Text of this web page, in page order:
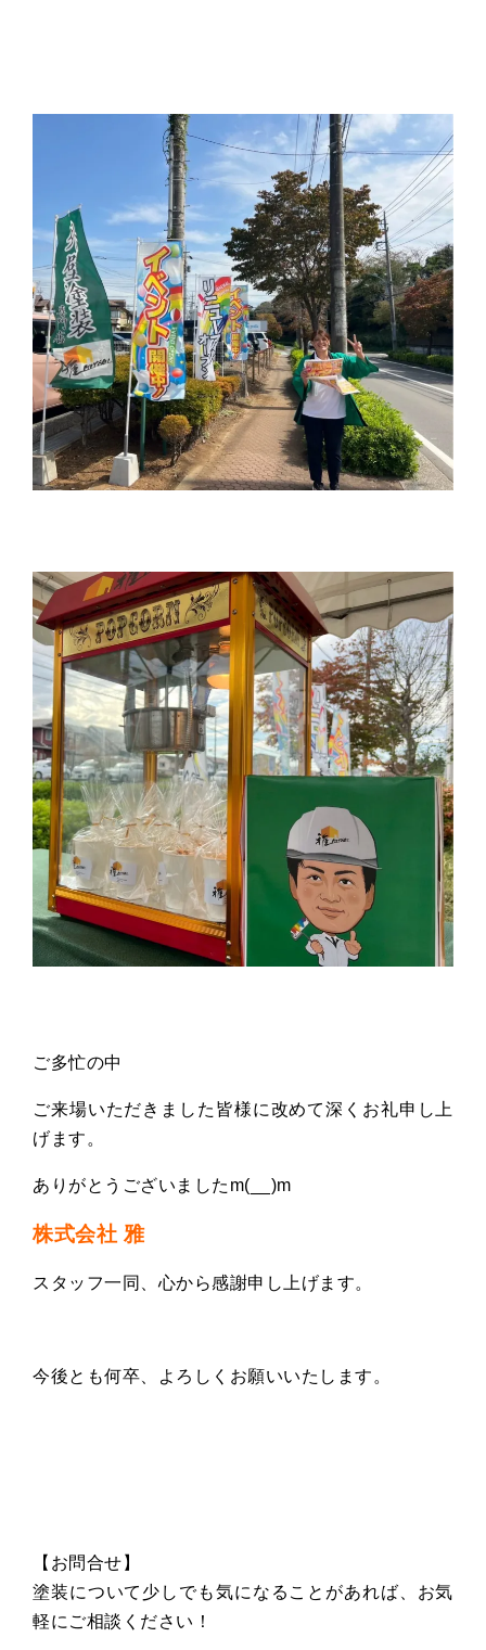
ご多忙の中
ご来場いただきました皆様に改めて深くお礼申し上
げます。
ありがとうございましたm(__)m
株式会社 雅
スタッフ一同、心から感謝申し上げます。
今後とも何卒、よろしくお願いいたします。
【お問合せ】
塗装について少しでも気になることがあれば、お気
軽にご相談ください！